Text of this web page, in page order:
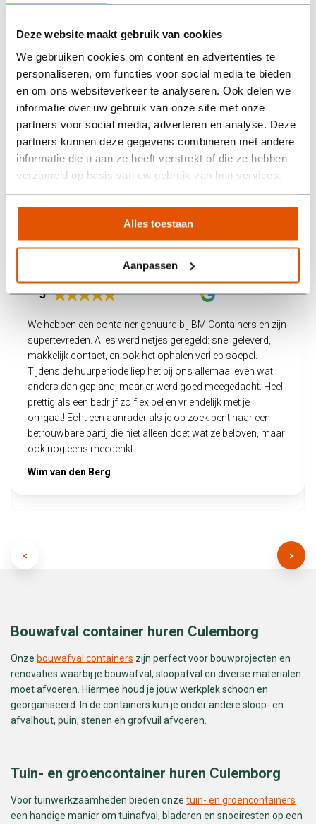
Deze website maakt gebruik van cookies
We gebruiken cookies om content en advertenties te
personaliseren, om functies voor social media te bieden
en om ons websiteverkeer te analyseren. Ook delen we
informatie over uw gebruik van onze site met onze
partners voor social media, adverteren en analyse. Deze
partners kunnen deze gegevens combineren met andere
informatie die u aan ze heeft verstrekt of die ze hebben
verzameld op basis van uw gebruik van hun services.
Alles toestaan
Aanpassen
Razendsnelle
levering
volgende werkdag
geleverd.
wilt
container op wanneer
jij dat wilt.
Wat onze klanten zeggen
5/5
We hebben een container gehuurd bij BM Containers en zijn
supertevreden. Alles werd netjes geregeld: snel geleverd,
makkelijk contact, en ook het ophalen verliep soepel.
Tijdens de huurperiode liep het bij ons allemaal even wat
anders dan gepland, maar er werd goed meegedacht. Heel
prettig als een bedrijf zo flexibel en vriendelijk met je
omgaat! Echt een aanrader als je op zoek bent naar een
betrouwbare partij die niet alleen doet wat ze beloven, maar
ook nog eens meedenkt.
Wim van den Berg
Bouwafval container huren Culemborg
Onze bouwafval containers zijn perfect voor bouwprojecten en
renovaties waarbij je bouwafval, sloopafval en diverse materialen
moet afvoeren. Hiermee houd je jouw werkplek schoon en
georganiseerd. In de containers kun je onder andere sloop- en
afvalhout, puin, stenen en grofvuil afvoeren.
Tuin- en groencontainer huren Culemborg
Voor tuinwerkzaamheden bieden onze tuin- en groencontainers
een handige manier om tuinafval, bladeren en snoeiresten op een